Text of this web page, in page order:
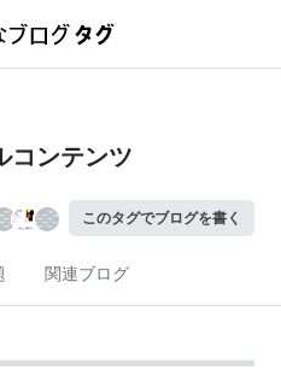
コンテンツ
このタグでブログを書く
関連ブログ